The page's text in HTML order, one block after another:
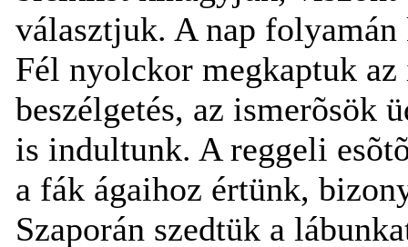
választjuk. A nap
Fél nyolckor megkaptuk
beszélgetés, az ismerõsök
is indultunk. A reggeli
a fák ágaihoz értünk,
Szaporán szedtük a